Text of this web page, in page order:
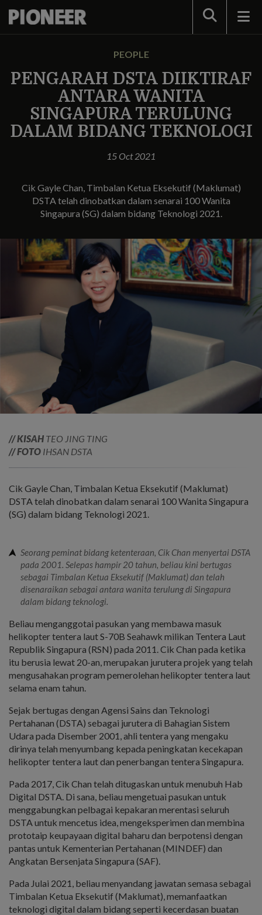
Search
PEOPLE
PENGARAH DSTA DIIKTIRAF
ANTARA WANITA
SINGAPURA TERULUNG
DALAM BIDANG TEKNOLOGI
15 Oct 2021
Cik Gayle Chan, Timbalan Ketua Eksekutif (Maklumat)
DSTA telah dinobatkan dalam senarai 100 Wanita
Singapura (SG) dalam bidang Teknologi 2021.
// KISAH TEO JING TING
// FOTO IHSAN DSTA
Cik Gayle Chan, Timbalan Ketua Eksekutif (Maklumat)
DSTA telah dinobatkan dalam senarai 100 Wanita Singapura
(SG) dalam bidang Teknologi 2021.
Seorang peminat bidang ketenteraan, Cik Chan menyertai DSTA
pada 2001. Selepas hampir 20 tahun, beliau kini bertugas
sebagai Timbalan Ketua Eksekutif (Maklumat) dan telah
disenaraikan sebagai antara wanita terulung di Singapura
dalam bidang teknologi.
Beliau menganggotai pasukan yang membawa masuk
helikopter tentera laut S-70B Seahawk milikan Tentera Laut
Republik Singapura (RSN) pada 2011. Cik Chan pada ketika
itu berusia lewat 20-an, merupakan jurutera projek yang telah
mengusahakan program pemerolehan helikopter tentera laut
selama enam tahun.
Sejak bertugas dengan Agensi Sains dan Teknologi
Pertahanan (DSTA) sebagai jurutera di Bahagian Sistem
Udara pada Disember 2001, ahli tentera yang mengaku
dirinya telah menyumbang kepada peningkatan kecekapan
helikopter tentera laut dan penerbangan tentera Singapura.
Pada 2017, Cik Chan telah ditugaskan untuk menubuh Hab
Digital DSTA. Di sana, beliau mengetuai pasukan untuk
menggabungkan pelbagai kepakaran merentasi seluruh
DSTA untuk mencetus idea, mengeksperimen dan membina
prototaip keupayaan digital baharu dan berpotensi dengan
pantas untuk Kementerian Pertahanan (MINDEF) dan
Angkatan Bersenjata Singapura (SAF).
Pada Julai 2021, beliau menyandang jawatan semasa sebagai
Timbalan Ketua Eksekutif (Maklumat), memanfaatkan
teknologi digital dalam bidang seperti kecerdasan buatan